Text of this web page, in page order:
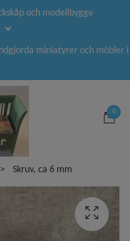
och modellbygge
miniatyrer och möbler i
0
Skruv, ca 6 mm